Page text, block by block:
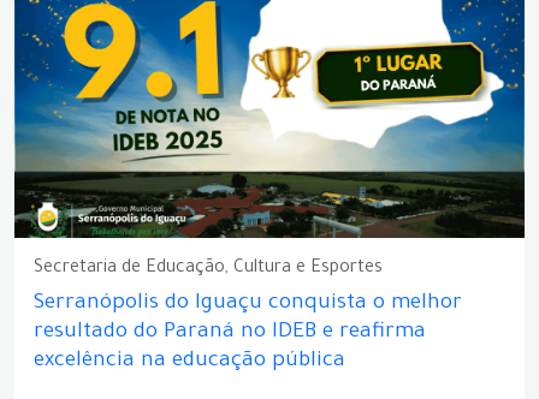
Secretaria de Educação, Cultura e Esportes
Serranópolis do Iguaçu conquista o melhor
resultado do Paraná no IDEB e reafirma
excelência na educação pública